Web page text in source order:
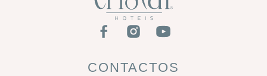
CONTACTOS